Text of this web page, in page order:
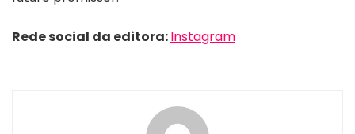
Rede social da editora:Instagram